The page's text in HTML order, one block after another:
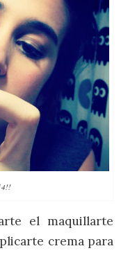
el maquillarte
crema para